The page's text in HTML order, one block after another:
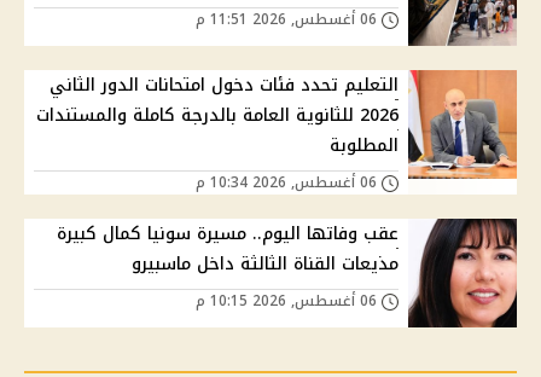
التعليم تحدد فئات دخول امتحانات الدور الثاني
2026 للثانوية العامة بالدرجة كاملة والمستندات
المطلوبة
عقب وفاتها اليوم.. مسيرة سونيا كمال كبيرة
مذيعات القناة الثالثة داخل ماسبيرو